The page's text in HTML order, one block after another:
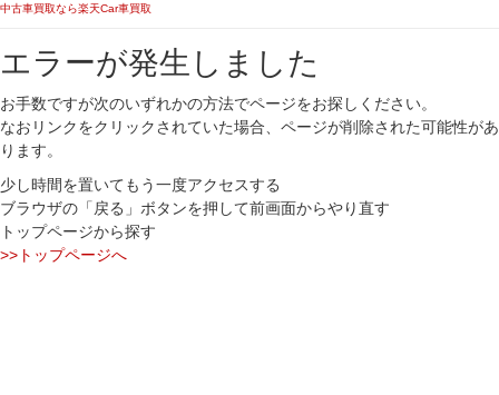
中古車買取なら楽天Car車買取
エラーが発生しました
お手数ですが次のいずれかの方法でページをお探しください。
なおリンクをクリックされていた場合、ページが削除された可能性があ
ります。
少し時間を置いてもう一度アクセスする
ブラウザの「戻る」ボタンを押して前画面からやり直す
トップページから探す
>>トップページへ